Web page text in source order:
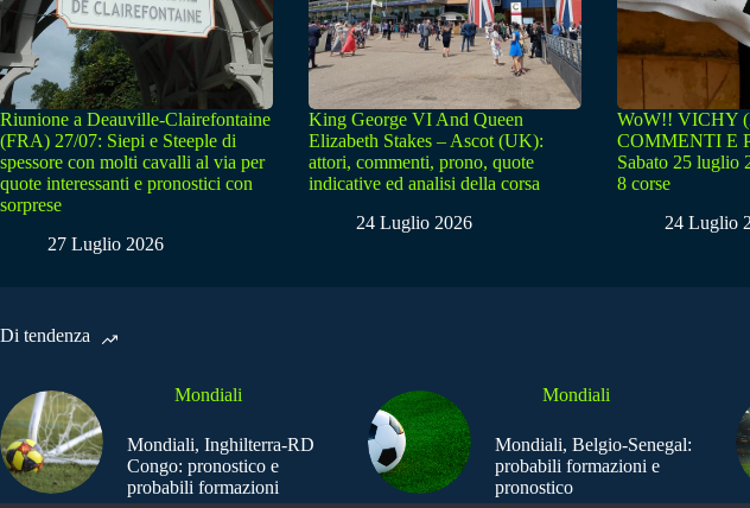
Riunione a Deauville-Clairefontaine
(FRA) 27/07: Siepi e Steeple di
spessore con molti cavalli al via per
quote interessanti e pronostici con
sorprese
27 Luglio 2026
King George VI And Queen
Elizabeth Stakes – Ascot (UK):
attori, commenti, prono, quote
indicative ed analisi della corsa
24 Luglio 2026
WoW!! VICHY
COMMENTI E
Sabato 25 luglio
8 corse
24 Luglio
Di tendenza
Mondiali
Mondiali, Inghilterra-RD
Congo: pronostico e
probabili formazioni
Mondiali
Mondiali, Belgio-Senegal:
probabili formazioni e
pronostico